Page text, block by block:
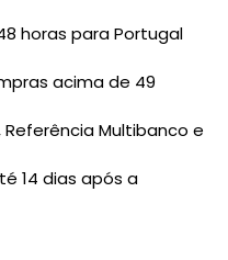
horas para Portugal
acima de 49
Referência Multibanco e
14 dias após a